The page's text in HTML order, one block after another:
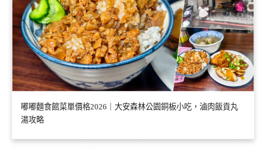
嘟嘟麵食館菜單價格2026｜大安森林公園銅板小吃，滷肉飯貢丸
湯攻略